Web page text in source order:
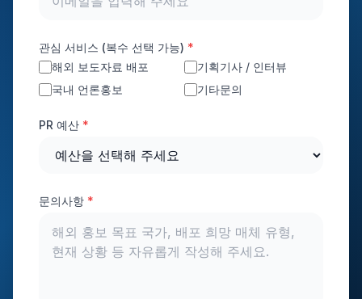
관심 서비스 (복수 선택 가능) *
해외 보도자료 배포
기획기사 / 인터뷰
국내 언론홍보
기타문의
PR 예산 *
문의사항 *